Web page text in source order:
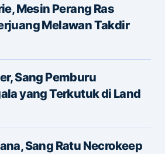
Mesin Perang Ras
Melawan Takdir
Sang Pemburu
yang Terkutuk di Land
Sang Ratu Necrokeep